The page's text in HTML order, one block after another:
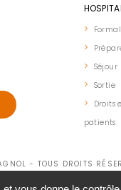
Séjour
Sortie
Droits
patients
- TOUS DROITS